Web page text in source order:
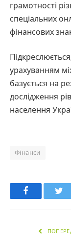
грамотності
спеціальних
фінансових
урахуванням
базується на
дослідження
населення
Фінанси
Facebook